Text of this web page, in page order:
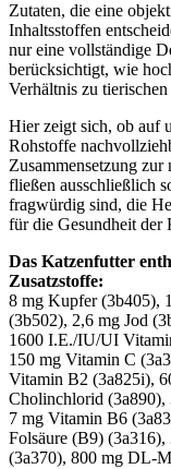
Zutaten, die eine
Inhaltsstoffen
nur eine vollständige
berücksichtigt, wie
Verhältnis zu
Hier zeigt sich, ob auf
Rohstoffe
Zusammensetzung
fließen ausschließlich
fragwürdig sind, die
für die Gesundheit der
Das Katzenfutter
Zusatzstoffe:
8 mg Kupfer (3b405),
(3b502), 2,6 mg Jod
1600 I.E./IU/UI
150 mg Vitamin C
Vitamin B2 (3a825i),
Cholinchlorid (3a890),
7 mg Vitamin B6
Folsäure (B9)
(3a370), 800 mg DL-